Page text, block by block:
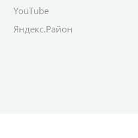
YouTube
Яндекс.Район